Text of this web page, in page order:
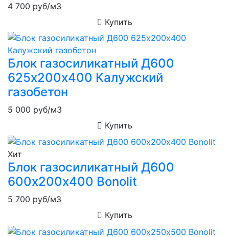
4 700 руб/м3
Купить
Блок газосиликатный Д600
625х200х400 Калужский
газобетон
5 000 руб/м3
Купить
Хит
Блок газосиликатный Д600
600х200х400 Bonolit
5 700 руб/м3
Купить